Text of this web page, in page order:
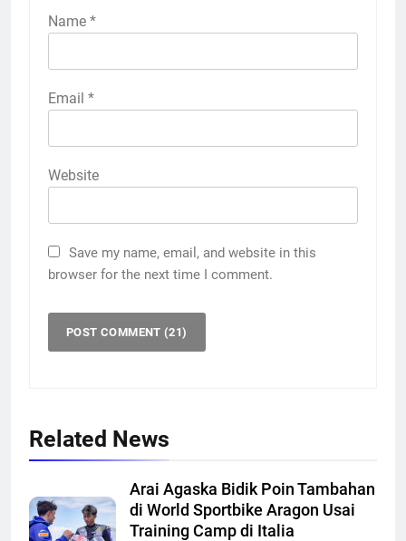
Name *
Email *
Website
Save my name, email, and website in this
browser for the next time I comment.
Related News
Arai Agaska Bidik Poin Tambahan
di World Sportbike Aragon Usai
Training Camp di Italia